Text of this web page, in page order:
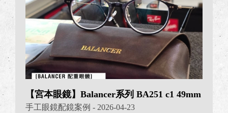
【宮本眼鏡】Balancer系列 BA251 c1 49mm
手工眼鏡配鏡案例 - 2026-04-23